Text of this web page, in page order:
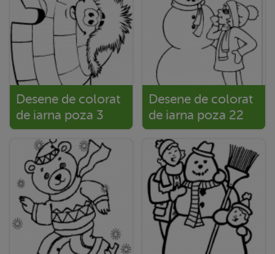
Desene de colorat
de iarna poza 3
Desene de colorat
de iarna poza 22